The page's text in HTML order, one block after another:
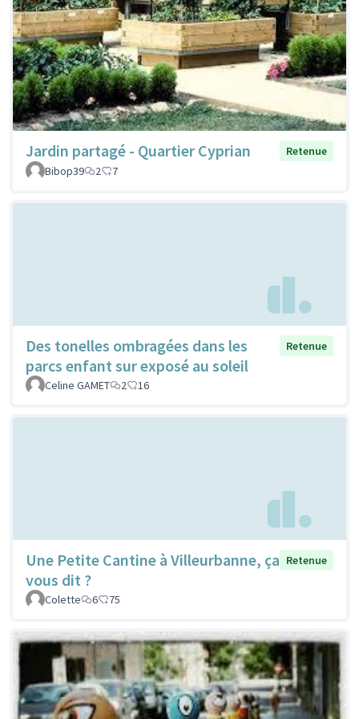
Jardin partagé - Quartier Cyprian
Retenue
Bibop39
2 7
Des tonelles ombragées dans les
parcs enfant sur exposé au soleil
Retenue
Celine GAMET 2 16
Une Petite Cantine à Villeurbanne, ça
vous dit ?
Retenue
Colette 6 75